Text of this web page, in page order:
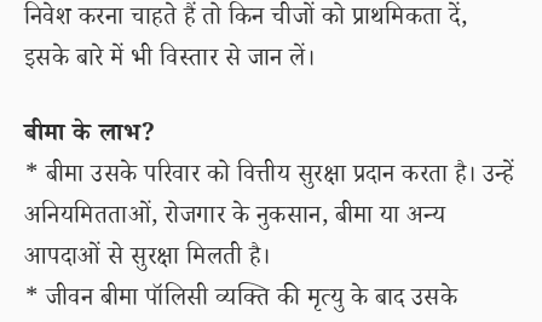
निवेश करना चाहते हैं तो किन चीजों को प्राथमिकता दें,
इसके बारे में भी विस्तार से जान लें।
बीमा के लाभ?
* बीमा उसके परिवार को वित्तीय सुरक्षा प्रदान करता है। उन्हें
अनियमितताओं, रोजगार के नुकसान, बीमा या अन्य
आपदाओं से सुरक्षा मिलती है।
* जीवन बीमा पॉलिसी व्यक्ति की मृत्यु के बाद उसके